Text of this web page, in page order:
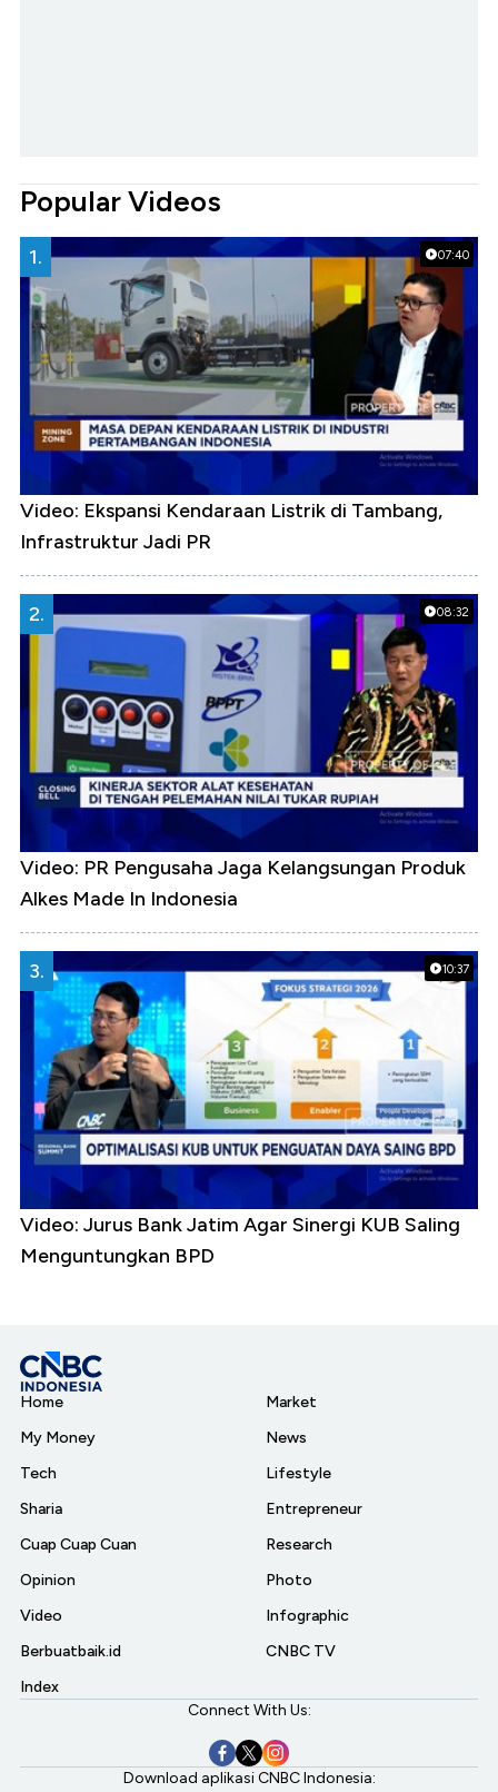
Popular Videos
07:40
1.
Video: Ekspansi Kendaraan Listrik di Tambang,
Infrastruktur Jadi PR
08:32
2.
Video: PR Pengusaha Jaga Kelangsungan Produk
Alkes Made In Indonesia
10:37
3.
Video: Jurus Bank Jatim Agar Sinergi KUB Saling
Menguntungkan BPD
Home
My Money
Tech
Sharia
Cuap Cuap Cuan
Opinion
Video
Berbuatbaik.id
Index
Market
News
Lifestyle
Entrepreneur
Research
Photo
Infographic
CNBC TV
Connect With Us:
Download aplikasi CNBC Indonesia: